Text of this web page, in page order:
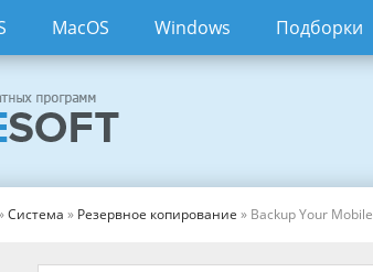
MacOS Windows Подборки
Система » Резервное копирование » Backup Your Mobile